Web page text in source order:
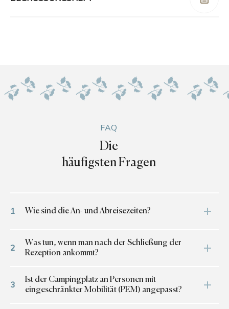
FAQ
Die
häufigsten Fragen
1 Wie sind die An- und Abreisezeiten?
Was Stellplätze betrifft, ist eine Anreise
ab 14.00 Uhr möglich. Eine Abreise ist bis
Was Mobilheime betrifft, ist eine Anreise
ab 16.00 Uhr möglich. Eine Abreise ist bis
2
Was tun, wenn man nach der Schließung der
Rezeption ankommt?
Sollten Sie nach Schließung der Rezeption
ankommen, informieren Sie bitte den
3
Ist der Campingplatz an Personen mit
eingeschränkter Mobilität (PEM) angepasst?